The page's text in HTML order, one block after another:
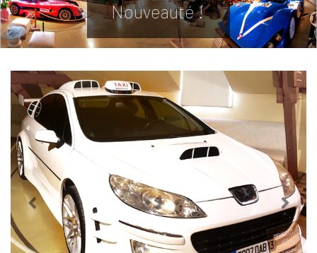
Nouveauté !